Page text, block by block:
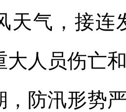
天气，接
大人员伤亡
，防汛形势